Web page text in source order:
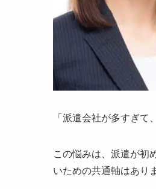
「派遣会社が多すぎて
この悩みは、派遣が初
いための共通軸はあり